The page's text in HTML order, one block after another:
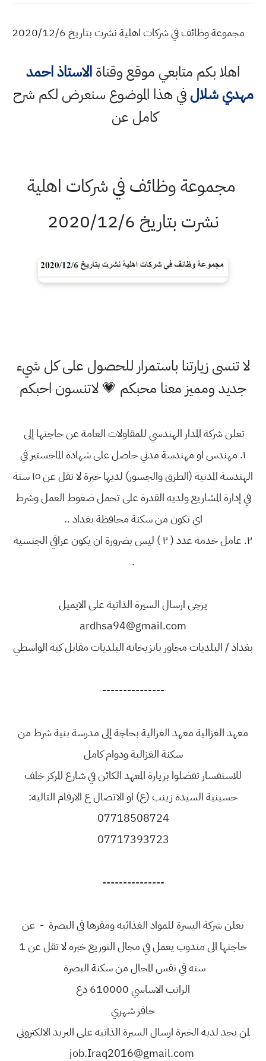
مجموعة وظائف في شركات اهلية نشرت بتاريخ 2020/12/6
اهلا بكم متابعي موقع وقناةالاستاذ احمد
مهدي شلالفي هذا الموضوع سنعرض لكم شرح
كامل عن
مجموعة وظائف في شركات اهلية
نشرت بتاريخ 2020/12/6
لا تنسى زيارتنا باستمرار للحصول على كل شيء
جديد ومميز معنا محبكم 💗 لاتنسون احبكم
تعلن شركة المدار الهندسي للمقاولات العامة عن حاجتها إلى
١. مهندس او مهندسة مدني حاصل على شهادة الماجستير في
الهندسة المدنية (الطرق والجسور) لديها خبرة لا تقل عن ١٥ سنة
في إدارة المشاريع ولديه القدرة على تحمل ضغوط العمل وشرط
اي تكون من سكنة محافظة بغداد ..
٢. عامل خدمة عدد ( ٢ ) ليس بضرورة ان يكون عراقي الجنسية
.
يرجى ارسال السيرة الذاتية على الايميل
ardhsa94@gmail.com
بغداد / البلديات مجاور بانزيخانه البلديات مقابل كبة الواسطي
---------------
معهد الغزالية معهد الغزالية بحاجة إلى مدرسة بنية شرط من
سكنة الغزالية ودوام كامل
للاستفسار تفضلوا بزيارة المعهد الكائن في شارع المركز خلف
حسينية السيدة زينب (ع) او الاتصال ع الارقام التاليه:
07718508724
07717393723
---------------
تعلن شركة اليسرة للمواد الغذائيه ومقرها في البصرة - عن
حاجتها الى مندوب يعمل في مجال التوزيع خبره لا تقل عن 1
سنه في نفس المجال من سكنة البصرة
الراتب الاساسي 610000 دع
حافز شهري
لمن يجد لديه الخبرة ارسال السيرة الذاتيه على البريد الالكتروني